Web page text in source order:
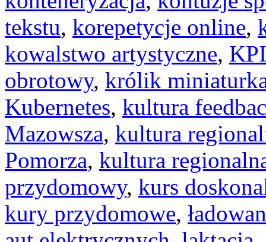
tekstu, korepetycje online,
kowalstwo artystyczne, KPI
obrotowy, królik
Kubernetes, kultura
Mazowsza, kultura
Pomorza, kultura
przydomowy, kurs
kury przydomowe,